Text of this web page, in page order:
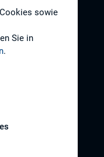
sowie
Sie in
.